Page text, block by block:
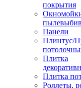
покрытия
Панели
Плинтус/
Плитка
Плитка
Роллеты,